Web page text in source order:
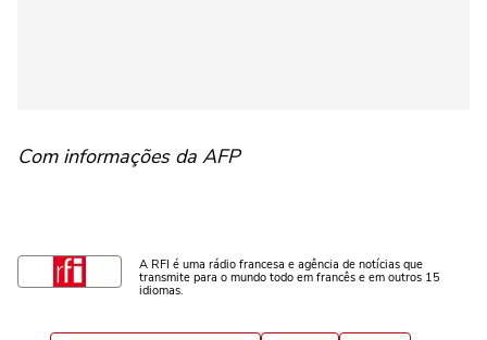
Com informações da AFP
A RFI é uma rádio francesa e agência de notícias que
transmite para o mundo todo em francês e em outros 15
idiomas.